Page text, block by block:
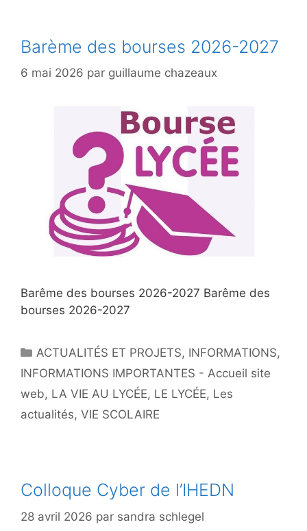
Barème des bourses 2026-2027
6 mai 2026 par guillaume chazeaux
Barême des bourses 2026-2027 Barême des
bourses 2026-2027
Catégories
ACTUALITÉS ET PROJETS, INFORMATIONS,
INFORMATIONS IMPORTANTES - Accueil site
web, LA VIE AU LYCÉE, LE LYCÉE, Les
actualités, VIE SCOLAIRE
Colloque Cyber de l’IHEDN
28 avril 2026 par sandra schlegel